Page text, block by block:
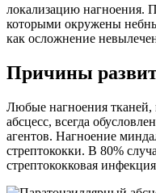
локализацию нагноения.
которыми окружены
как осложнение
Причины
Любые нагноения тканей,
абсцесс, всегда
агентов. Нагноение
стрептококки. В 80%
стрептококковая